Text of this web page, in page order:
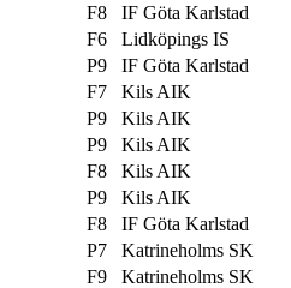
F8
IF Göta Karlstad
F6
Lidköpings IS
P9
IF Göta Karlstad
F7
Kils AIK
P9
Kils AIK
P9
Kils AIK
F8
Kils AIK
P9
Kils AIK
F8
IF Göta Karlstad
P7
Katrineholms SK
F9
Katrineholms SK